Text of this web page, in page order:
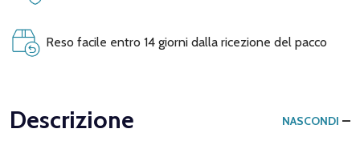
Reso facile entro 14 giorni dalla ricezione del pacco
Descrizione NASCONDI